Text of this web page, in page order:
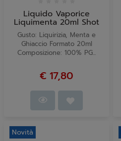
Liquido Vaporice
Liquimenta 20ml Shot
Gusto: Liquirizia, Menta e
Ghiaccio Formato 20ml
Composizione: 100% PG...
€ 17,80
Novità